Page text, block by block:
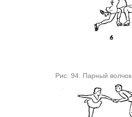
Рис. 94. Парный волчок